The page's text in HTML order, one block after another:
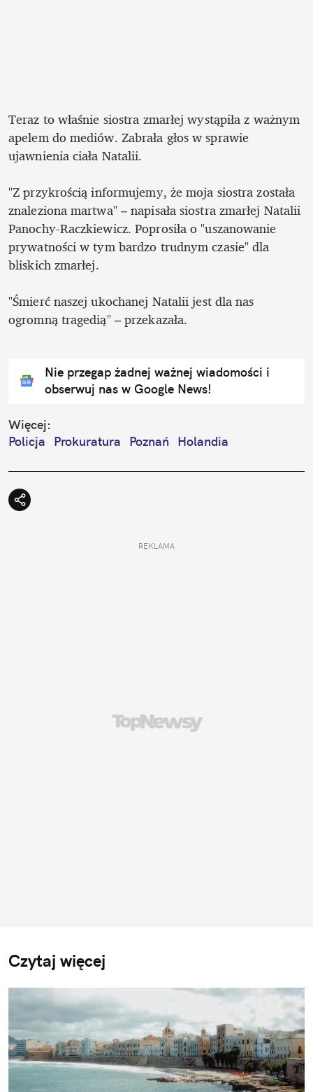
Teraz to właśnie siostra zmarłej wystąpiła z ważnym
apelem do mediów. Zabrała głos w sprawie
ujawnienia ciała Natalii.
"Z przykrością informujemy, że moja siostra została
znaleziona martwa" – napisała siostra zmarłej Natalii
Panochy-Raczkiewicz. Poprosiła o "uszanowanie
prywatności w tym bardzo trudnym czasie" dla
bliskich zmarłej.
"Śmierć naszej ukochanej Natalii jest dla nas
ogromną tragedią" – przekazała.
Nie przegap żadnej ważnej wiadomości i
obserwuj nas w Google News!
Więcej:
Policja
Prokuratura Poznań Holandia
REKLAMA
Czytaj więcej